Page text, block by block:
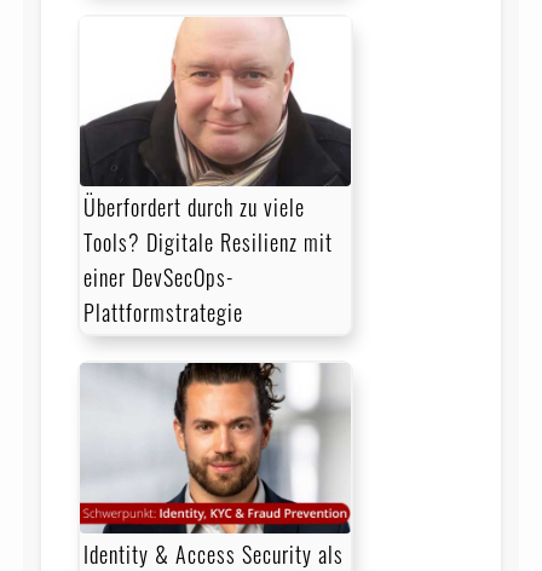
Überfordert durch zu viele
Tools? Digitale Resilienz mit
einer DevSecOps-
Plattformstrategie
Identity & Access Security als